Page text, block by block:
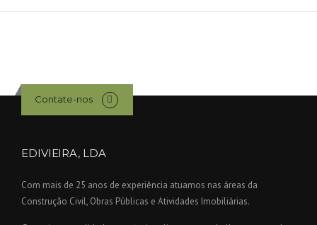
Contate-nos
EDIVIEIRA, LDA
Com mais de 25 anos de experiência atuamos nas áreas da
Construção Civil, Obras Públicas e Atividades Imobiliárias.